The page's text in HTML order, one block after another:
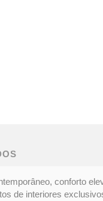
conforto
de interiores